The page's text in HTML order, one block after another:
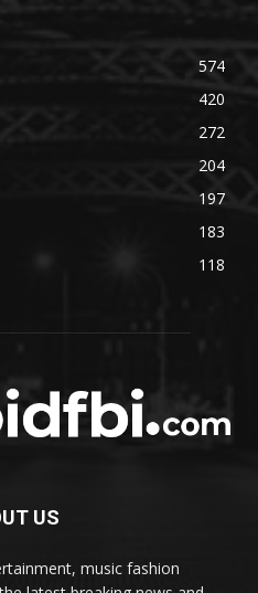
574
420
272
204
197
183
118
US
music fashion